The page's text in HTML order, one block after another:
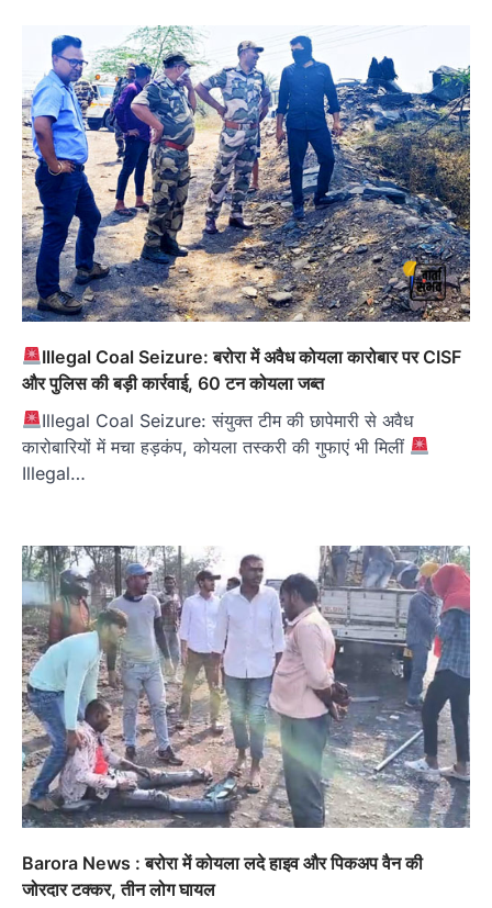
Illegal Coal Seizure: बरोरा में अवैध कोयला कारोबार पर CISF
और पुलिस की बड़ी कार्रवाई, 60 टन कोयला जब्त
Illegal Coal Seizure: संयुक्त टीम की छापेमारी से अवैध
कारोबारियों में मचा हड़कंप, कोयला तस्करी की गुफाएं भी मिलीं
Illegal…
Barora News : बरोरा में कोयला लदे हाइव और पिकअप वैन की
जोरदार टक्कर, तीन लोग घायल